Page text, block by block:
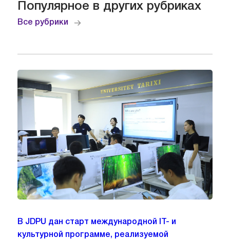
Популярное в других рубриках
Все рубрики
В JDPU дан старт международной IT- и
культурной программе, реализуемой